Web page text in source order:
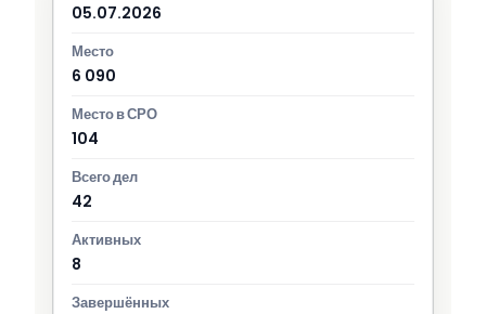
05.07.2026
6 090
104
42
8